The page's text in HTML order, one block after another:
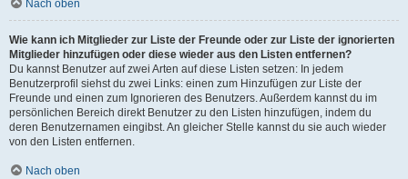
Nach oben
Wie kann ich Mitglieder zur Liste der Freunde oder zur Liste der ignorierten
Mitglieder hinzufügen oder diese wieder aus den Listen entfernen?
Du kannst Benutzer auf zwei Arten auf diese Listen setzen: In jedem
Benutzerprofil siehst du zwei Links: einen zum Hinzufügen zur Liste der
Freunde und einen zum Ignorieren des Benutzers. Außerdem kannst du im
persönlichen Bereich direkt Benutzer zu den Listen hinzufügen, indem du
deren Benutzernamen eingibst. An gleicher Stelle kannst du sie auch wieder
von den Listen entfernen.
Nach oben